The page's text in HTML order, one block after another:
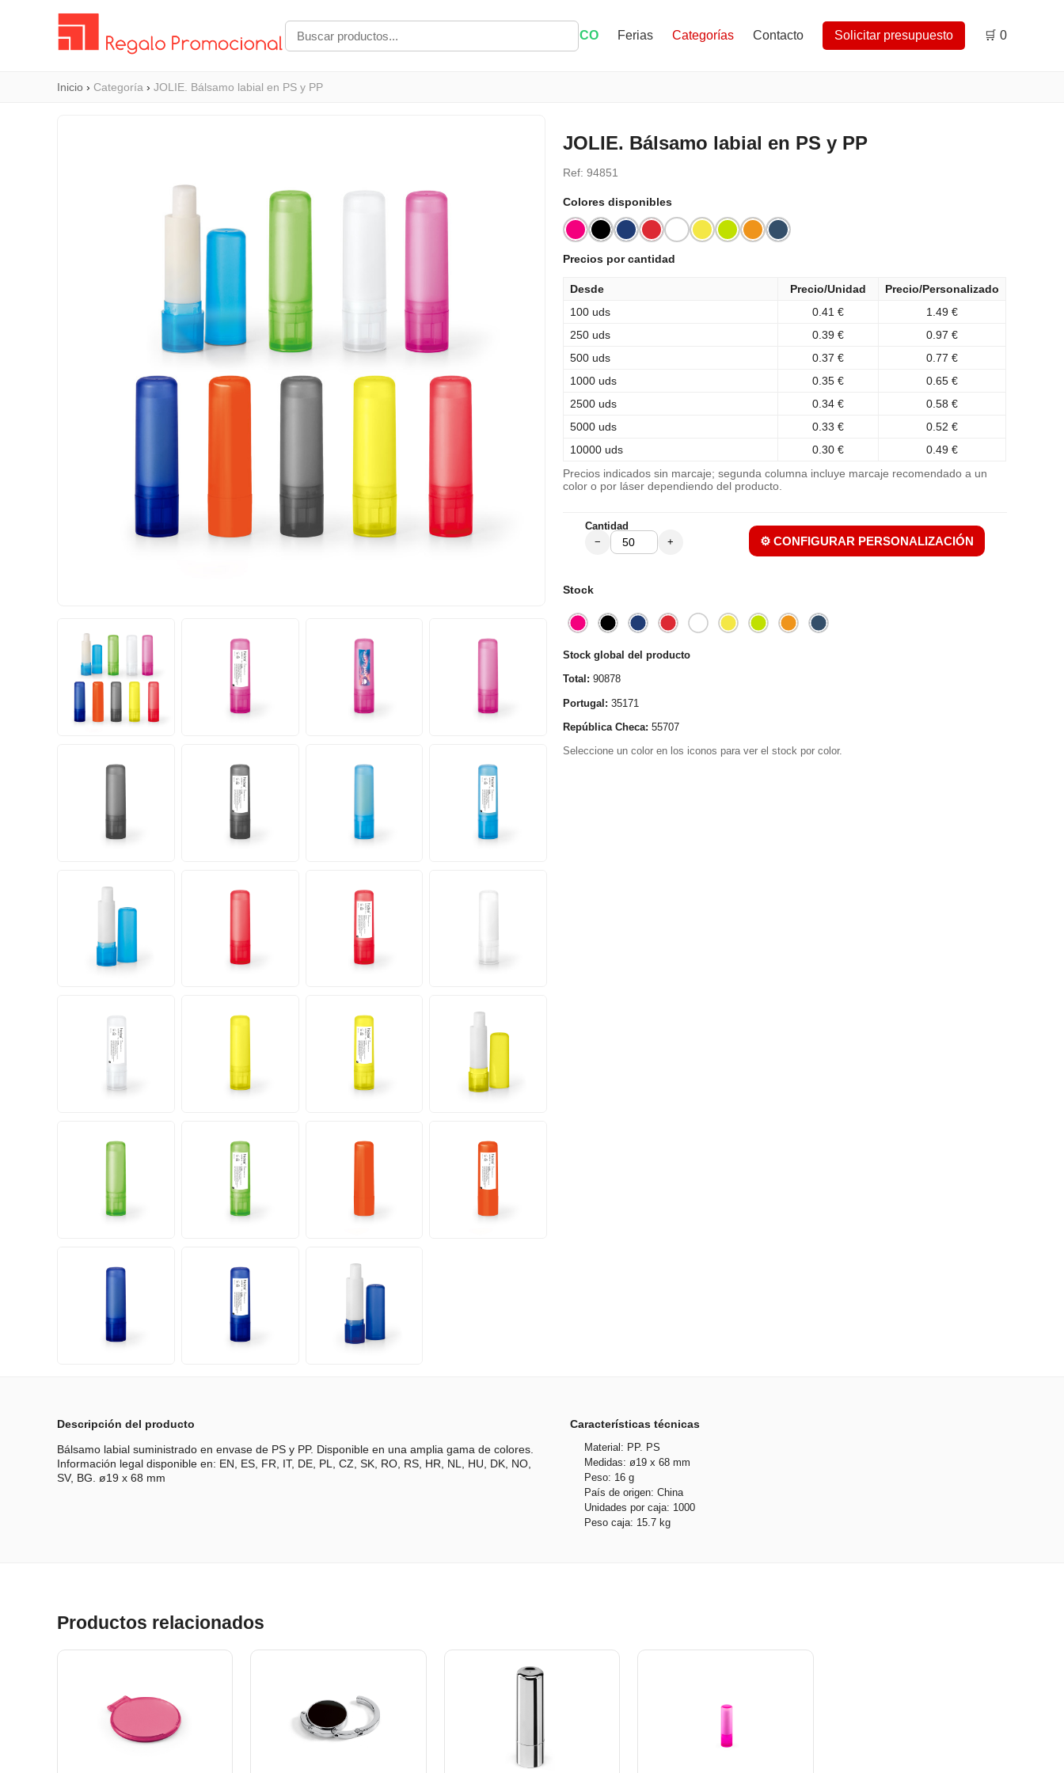
ECO Ferias Categorías Contacto Solicitar presupuesto 🛒 0
Inicio › Categoría › JOLIE. Bálsamo labial en PS y PP
JOLIE. Bálsamo labial en PS y PP
Ref: 94851
Colores disponibles
Precios por cantidad
Desde Precio/Unidad
Precio/Personalizado
100 uds
0.41 €
1.49 €
250 uds
0.39 €
0.97 €
500 uds
0.37 €
0.77 €
1000 uds
0.35 €
0.65 €
2500 uds
0.34 €
0.58 €
5000 uds
0.33 €
0.52 €
10000 uds
0.30 € 0.49 €
Precios indicados sin marcaje; segunda columna incluye marcaje recomendado a un
color o por láser dependiendo del producto.
Cantidad
− + ⚙️ CONFIGURAR PERSONALIZACIÓN
Stock
Stock global del producto
Total: 90878
Portugal: 35171
República Checa: 55707
Seleccione un color en los iconos para ver el stock por color.
Descripción del producto
Bálsamo labial suministrado en envase de PS y PP. Disponible en una amplia gama de colores.
Información legal disponible en: EN, ES, FR, IT, DE, PL, CZ, SK, RO, RS, HR, NL, HU, DK, NO,
SV, BG. ø19 x 68 mm
Características técnicas
Material: PP. PS
Medidas: ø19 x 68 mm
Peso: 16 g
País de origen: China
Unidades por caja: 1000
Peso caja: 15.7 kg
Productos relacionados